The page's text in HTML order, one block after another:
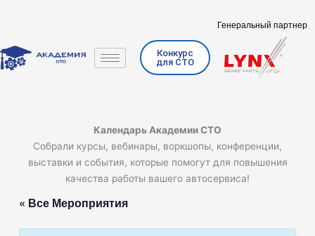
Конкурс
для СТО
Генеральный партнер
Календарь Академии СТО
Собрали курсы, вебинары, воркшопы, конференции,
выставки и события, которые помогут для повышения
качества работы вашего автосервиса!
« Все Мероприятия